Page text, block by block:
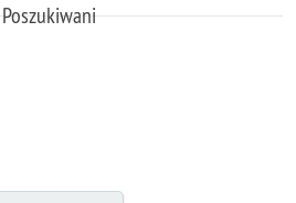
Poszukiwani